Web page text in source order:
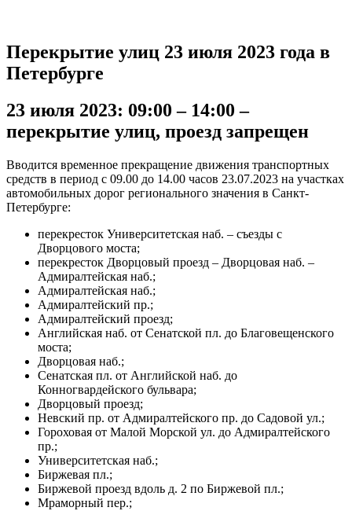
Перекрытие улиц 23 июля 2023 года в
Петербурге
23 июля 2023: 09:00 – 14:00 –
перекрытие улиц, проезд запрещен
Вводится временное прекращение движения транспортных
средств в период с 09.00 до 14.00 часов 23.07.2023 на участках
автомобильных дорог регионального значения в Санкт-
Петербурге:
перекресток Университетская наб. – съезды с
Дворцового моста;
перекресток Дворцовый проезд – Дворцовая наб. –
Адмиралтейская наб.;
Адмиралтейская наб.;
Адмиралтейский пр.;
Адмиралтейский проезд;
Английская наб. от Сенатской пл. до Благовещенского
моста;
Дворцовая наб.;
Сенатская пл. от Английской наб. до
Конногвардейского бульвара;
Дворцовый проезд;
Невский пр. от Адмиралтейского пр. до Садовой ул.;
Гороховая от Малой Морской ул. до Адмиралтейского
пр.;
Университетская наб.;
Биржевая пл.;
Биржевой проезд вдоль д. 2 по Биржевой пл.;
Мраморный пер.;